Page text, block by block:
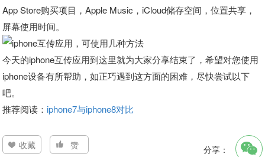
App Store购买项目，Apple Music，iCloud储存空间，位置共享，
屏幕使用时间。
今天的iphone互传应用到这里就为大家分享结束了，希望对您使用
iphone设备有所帮助，如正巧遇到这方面的困难，尽快尝试以下
吧。
推荐阅读： iphone7与iphone8对比
收藏 赞 分享：